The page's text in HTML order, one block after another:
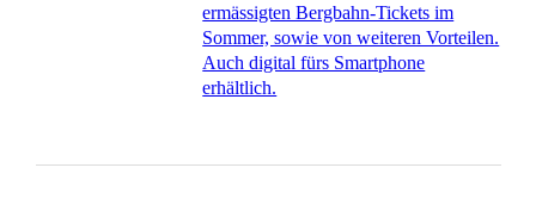
ermässigten Bergbahn-Tickets im
Sommer, sowie von weiteren Vorteilen.
Auch digital fürs Smartphone
erhältlich.